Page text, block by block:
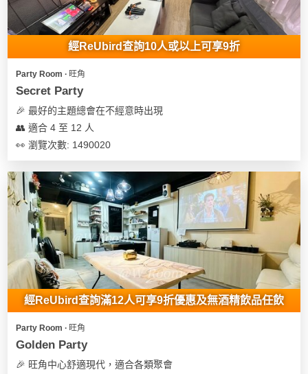
經ReUbird查詢10人或以上可享9折
Party Room ∙ 旺角
Secret Party
🎉 最好的主題總會在不經意時出現
👥 適合 4 至 12 人
👀 瀏覽次數: 1490020
經ReUbird查詢滿12人可享9折優惠及無酒精飲品任飲
Party Room ∙ 旺角
Golden Party
🎉 旺角中心舒適現代，適合各類聚會